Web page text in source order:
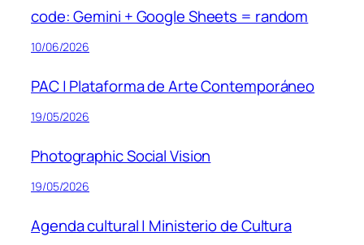
code: Gemini + Google Sheets = random
10/06/2026
PAC | Plataforma de Arte Contemporáneo
19/05/2026
Photographic Social Vision
19/05/2026
Agenda cultural | Ministerio de Cultura